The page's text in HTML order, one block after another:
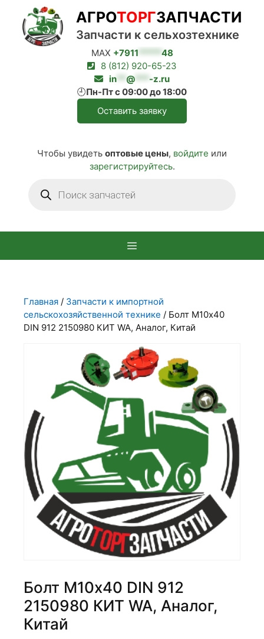
Перейти
содержимому
MAX +7911 ***** 48
8 (812) 920-65-23
in
@ *** -z.ru
🕘Пн-Пт с 09:00 до 18:00
Оставить заявку
Чтобы увидеть оптовые цены, войдите или
зарегистрируйтесь.
товаров
АГРОТОРГЗАПЧАСТИ
Запчасти к сельхозтехнике
Главная / Запчасти к импортной
сельскохозяйственной технике / Болт М10х40
DIN 912 2150980 КИТ WA, Аналог, Китай
Болт М10х40 DIN 912
2150980 КИТ WA, Аналог,
Китай